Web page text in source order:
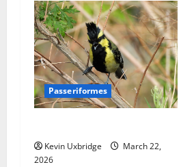
Passeriformes
Kevin Uxbridge
March 22,
2026